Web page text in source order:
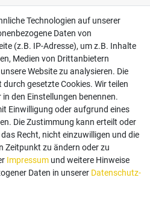
Technologien auf unserer
Daten von
(z.B. IP-Adresse), um z.B. Inhalte
Medien von Drittanbietern
Website zu analysieren. Die
gesetzte Cookies. Wir teilen
den Einstellungen benennen.
Einwilligung oder aufgrund eines
Die Zustimmung kann erteilt oder
Recht, nicht einzuwilligen und die
Zeitpunkt zu ändern oder zu
Impressum und weitere Hinweise
Daten in unserer Daten­schutz­